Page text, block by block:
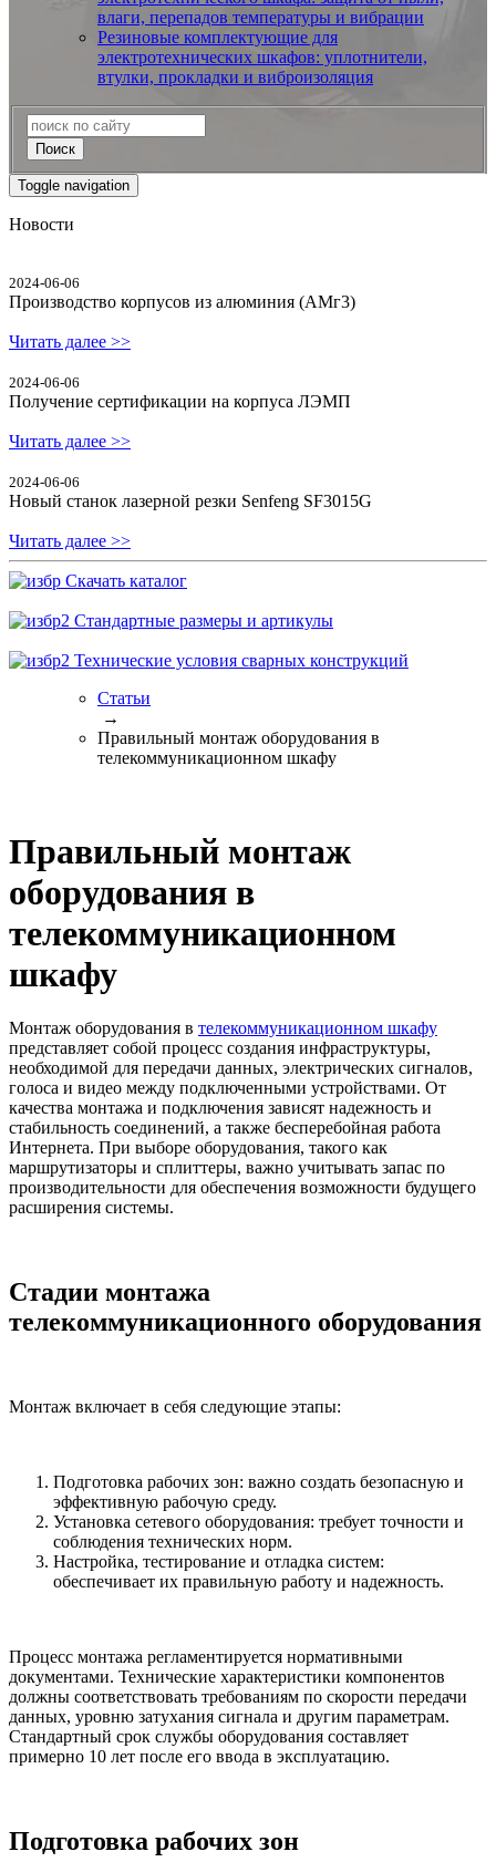
влаги, перепадов температуры и вибрации
Резиновые комплектующие для
электротехнических шкафов: уплотнители,
втулки, прокладки и виброизоляция
Поиск
Toggle navigation
Новости
2024-06-06
Производство корпусов из алюминия (АМг3)
Читать далее >>
2024-06-06
Получение сертификации на корпуса ЛЭМП
Читать далее >>
2024-06-06
Новый станок лазерной резки Senfeng SF3015G
Читать далее >>
Скачать каталог
Стандартные размеры и артикулы
Технические условия сварных конструкций
Статьи
→
Правильный монтаж оборудования в
телекоммуникационном шкафу
Правильный монтаж
оборудования в
телекоммуникационном
шкафу
Монтаж оборудования в телекоммуникационном шкафу
представляет собой процесс создания инфраструктуры,
необходимой для передачи данных, электрических сигналов,
голоса и видео между подключенными устройствами. От
качества монтажа и подключения зависят надежность и
стабильность соединений, а также бесперебойная работа
Интернета. При выборе оборудования, такого как
маршрутизаторы и сплиттеры, важно учитывать запас по
производительности для обеспечения возможности будущего
расширения системы.
Стадии монтажа
телекоммуникационного оборудования
Монтаж включает в себя следующие этапы:
Подготовка рабочих зон: важно создать безопасную и
эффективную рабочую среду.
Установка сетевого оборудования: требует точности и
соблюдения технических норм.
Настройка, тестирование и отладка систем:
обеспечивает их правильную работу и надежность.
Процесс монтажа регламентируется нормативными
документами. Технические характеристики компонентов
должны соответствовать требованиям по скорости передачи
данных, уровню затухания сигнала и другим параметрам.
Стандартный срок службы оборудования составляет
примерно 10 лет после его ввода в эксплуатацию.
Подготовка рабочих зон